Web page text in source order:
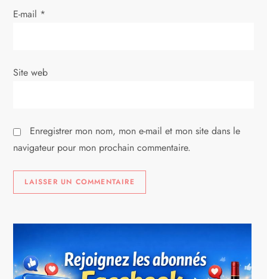
r
i
l
e
E-mail *
Site web
Enregistrer mon nom, mon e-mail et mon site dans le
navigateur pour mon prochain commentaire.